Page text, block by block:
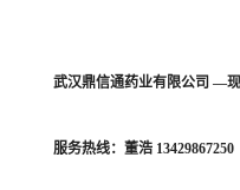
武汉鼎信通药业有限公司 —
服务热线：董浩